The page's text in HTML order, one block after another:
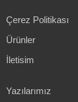
Çerez Politikası
Ürünler
İletisim
Yazılarımız